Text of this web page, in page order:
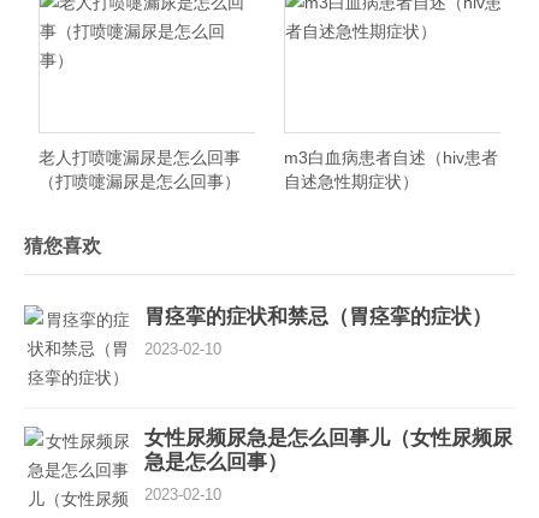
老人打喷嚏漏尿是怎么回事
（打喷嚏漏尿是怎么回事）
m3白血病患者自述（hiv患者
自述急性期症状）
猜您喜欢
胃痉挛的症状和禁忌（胃痉挛的症状）
2023-02-10
女性尿频尿急是怎么回事儿（女性尿频尿
急是怎么回事）
2023-02-10